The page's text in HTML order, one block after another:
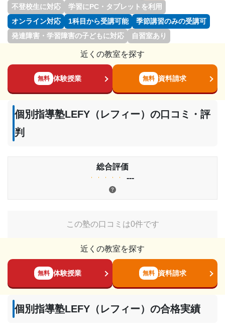
不登校生に対応
学習にPC・タブレットを利用
オンライン対応
1科目から受講可能
季節講習のみの受講可
発達障害・学習障害の子どもに対応
自習室あり
近くの教室を探す
無料 体験授業 無料 資料請求
個別指導塾LEFY（レフィー）の口コミ・評
判
総合評価
---
この塾の口コミは0件です
近くの教室を探す
無料 体験授業 無料 資料請求
個別指導塾LEFY（レフィー）の合格実績